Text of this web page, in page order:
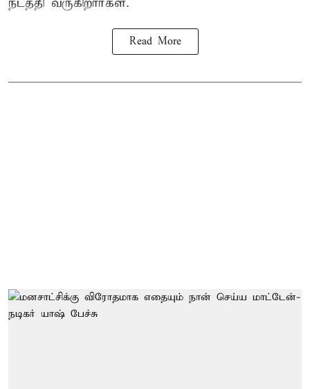
நடத்தி வருகிறார்கள்.
Read More